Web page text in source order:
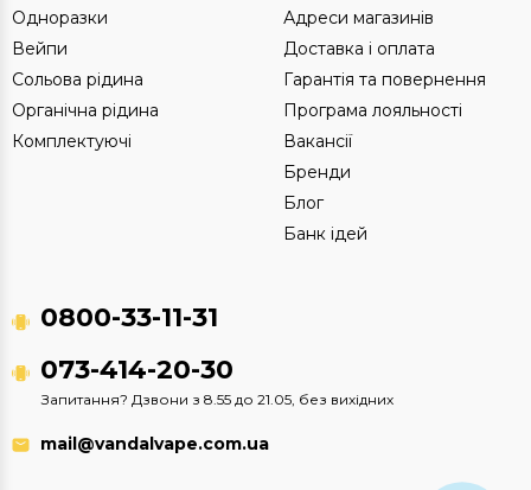
Одноразки
Вейпи
Сольова рідина
Органічна рідина
Комплектуючі
Адреси магазинів
Доставка і оплата
Гарантія та повернення
Програма лояльності
Вакансії
Бренди
Блог
Банк ідей
0800-33-11-31
073-414-20-30
Запитання? Дзвони з 8.55 до 21.05, без вихідних
mail@vandalvape.com.ua